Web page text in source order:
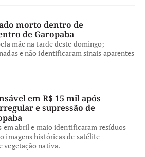
morto dentro de
de Garopaba
mãe na tarde deste domingo;
e não identificaram sinais aparentes
em R$ 15 mil após
e supressão de
em abril e maio identificaram resíduos
imagens históricas de satélite
vegetação nativa.